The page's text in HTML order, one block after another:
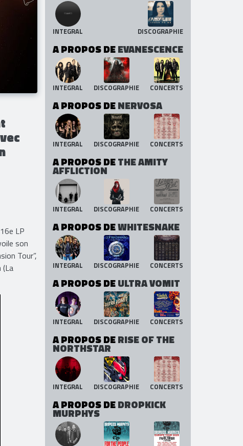
LP
son
Tour”,
INTEGRAL DISCOGRAPHIE
A PROPOS DEEVANESCENCE
INTEGRAL DISCOGRAPHIE CONCERTS
A PROPOS DENERVOSA
INTEGRAL DISCOGRAPHIE CONCERTS
A PROPOS DETHE AMITY
AFFLICTION
INTEGRAL DISCOGRAPHIE CONCERTS
A PROPOS DEWHITESNAKE
INTEGRAL DISCOGRAPHIE CONCERTS
A PROPOS DEULTRA VOMIT
INTEGRAL DISCOGRAPHIE CONCERTS
A PROPOS DERISE OF THE
NORTHSTAR
INTEGRAL DISCOGRAPHIE CONCERTS
A PROPOS DEDROPKICK
MURPHYS